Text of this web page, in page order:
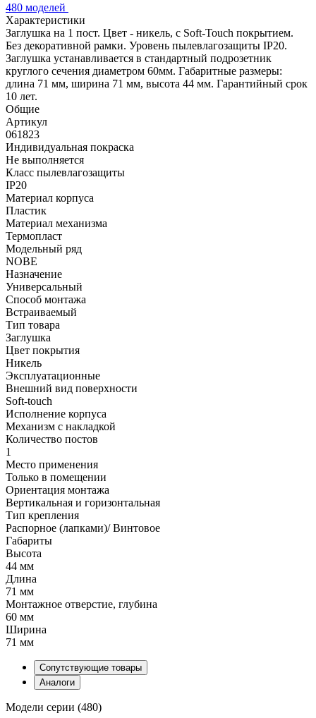
480 моделей
Характеристики
Заглушка на 1 пост. Цвет - никель, с Soft-Touch покрытием.
Без декоративной рамки. Уровень пылевлагозащиты IP20.
Заглушка устанавливается в стандартный подрозетник
круглого сечения диаметром 60мм. Габаритные размеры:
длина 71 мм, ширина 71 мм, высота 44 мм. Гарантийный срок
10 лет.
Общие
Артикул
061823
Индивидуальная покраска
Не выполняется
Класс пылевлагозащиты
IP20
Материал корпуса
Пластик
Материал механизма
Термопласт
Модельный ряд
NOBE
Назначение
Универсальный
Способ монтажа
Встраиваемый
Тип товара
Заглушка
Цвет покрытия
Никель
Эксплуатационные
Внешний вид поверхности
Soft-touch
Исполнение корпуса
Механизм с накладкой
Количество постов
1
Место применения
Только в помещении
Ориентация монтажа
Вертикальная и горизонтальная
Тип крепления
Распорное (лапками)/ Винтовое
Габариты
Высота
44 мм
Длина
71 мм
Монтажное отверстие, глубина
60 мм
Ширина
71 мм
Сопутствующие товары
Аналоги
Модели серии (480)